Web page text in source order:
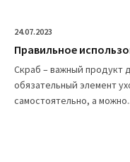
24.07.2023
Правильное
Скраб – важный продукт
обязательный элемент
самостоятельно, а